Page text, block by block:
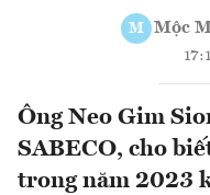
M Mộc
Ông Neo Gim
SABECO, cho
trong năm 2023